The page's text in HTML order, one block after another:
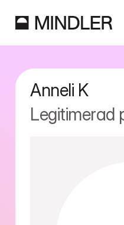
Information
Övriga tjänster
Anneli K
Legitimerad